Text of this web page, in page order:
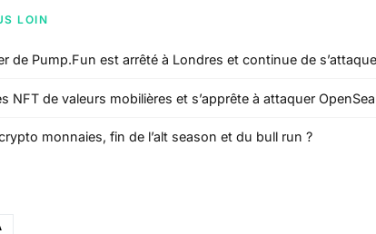
LOIN
de Pump.Fun est arrêté à Londres et continue de
NFT de valeurs mobilières et s’apprête à attaquer
monnaies, fin de l’alt season et du bull run ?